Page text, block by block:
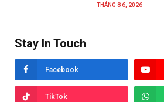
THÁNG 8 6, 2026
Stay In Touch
Facebook
TikTok